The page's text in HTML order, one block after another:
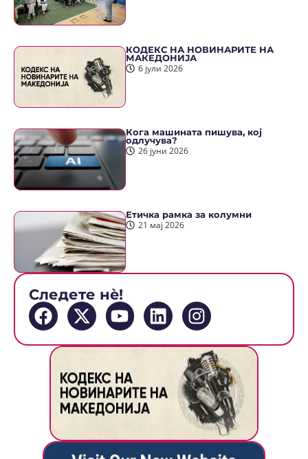
КОДЕКС НА НОВИНАРИТЕ НА
МАКЕДОНИЈА
6 јули 2026
Кога машината пишува, кој
одлучува?
26 јуни 2026
Етичка рамка за колумни
21 мај 2026
Следете нè!